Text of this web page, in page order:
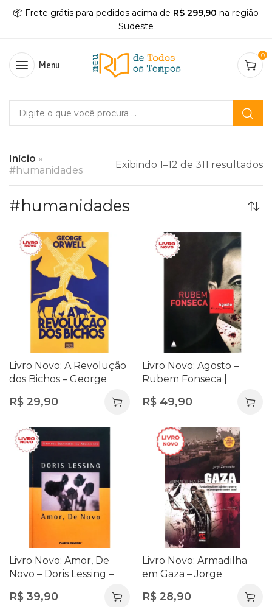
📦 Frete grátis para pedidos acima de R$ 299,90 na região
Sudeste
Menu
0
Início »
#humanidades
Exibindo 1–12 de 311 resultados
#humanidades
Livro Novo: A Revolução
dos Bichos – George
R$ 29,90
Livro Novo: Agosto –
Rubem Fonseca |
Ficção na Crítica Social
R$ 49,90
Livro Novo: Amor, De
Novo – Doris Lessing –
sobre o Amor e os
R$ 39,90
Livro Novo: Armadilha
em Gaza – Jorge
R$ 28,90